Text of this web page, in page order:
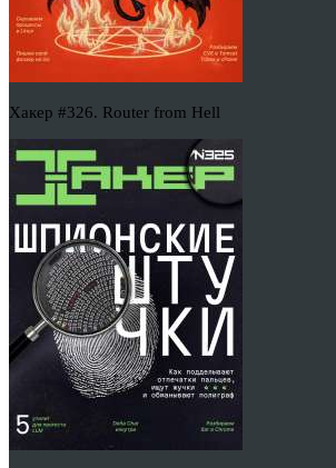
Хакер #326. Router from Hell